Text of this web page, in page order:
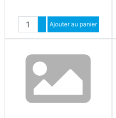
Quantité
Augmenter quantité
Diminuer quantité
Ajouter au panier